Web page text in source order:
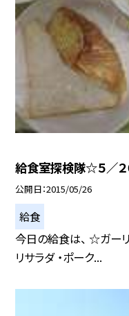
給食室探検隊☆５／
公開日 2015/05/26
給食
今日の給食は、 ☆ガーリ
リサラダ ・ポーク...